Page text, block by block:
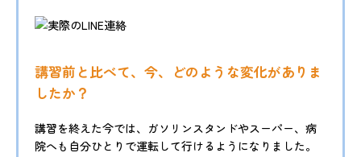
講習前と比べて、今、どのような変化がありま
したか？
講習を終えた今では、ガソリンスタンドやスーパー、病
院へも自分ひとりで運転して行けるようになりました。